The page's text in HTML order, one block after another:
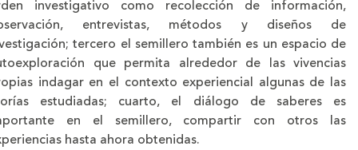
investigativo como recolección de información,
entrevistas, métodos y diseños de
tercero el semillero también es un espacio de
que permita alrededor de las vivencias
indagar en el contexto experiencial algunas de las
estudiadas; cuarto, el diálogo de saberes es
en el semillero, compartir con otros las
hasta ahora obtenidas.